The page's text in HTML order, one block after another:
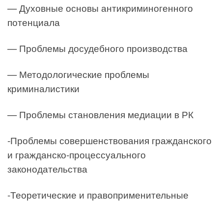
— Духовные основы антикриминогенного
потенциала
— Проблемы досудебного производства
— Методологические проблемы
криминалистики
— Проблемы становления медиации в РК
-Проблемы совершенствования гражданского
и гражданско-процессуального
законодательства
-Теоретические и правоприменительные